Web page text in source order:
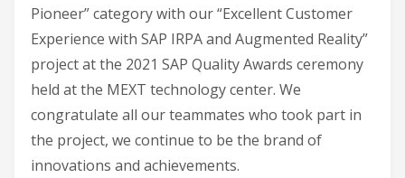
Pioneer” category with our “Excellent Customer
Experience with SAP IRPA and Augmented Reality”
project at the 2021 SAP Quality Awards ceremony
held at the MEXT technology center. We
congratulate all our teammates who took part in
the project, we continue to be the brand of
innovations and achievements.